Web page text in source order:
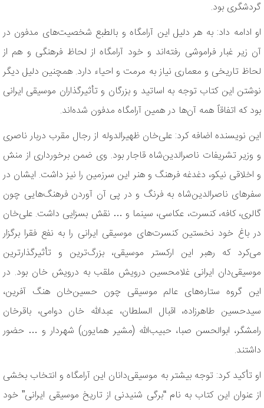
گردشگری بود.
او ادامه داد: به هر دلیل این آرامگاه و بالطبع شخصیت‌های مدفون در
آن زیر غبار فراموشی رفته‌اند و خود آرامگاه از لحاظ فرهنگی و هم از
لحاظ تاریخی و معماری نیاز به مرمت و احیاء دارد. همچنین دلیل دیگر
نوشتن این کتاب توجه به اساتید و بزرگان و تأثیرگذاران موسیقی ایرانی
بود که اتفاقاً همه آن‌ها در همین آرامگاه مدفون شده‌اند.
این نویسنده اضافه کرد: علی‌خان ظهیرالدوله از رجال مقرب دربار ناصری
و وزیر تشریفات ناصرالدین‌شاه قاجار بود. وی ضمن برخورداری از منش
و اخلاقی نیکو، دغدغه فرهنگ و هنر این سرزمین را نیز داشت. ایشان در
سفرهای ناصرالدین‌شاه به فرنگ و در پی آن آوردن فرهنگ‌هایی چون
گالری، کافه، کنسرت، عکاسی، سینما و … نقش بسزایی داشت. علی‌خان
در باغ خود نخستین کنسرت‌های موسیقی ایرانی را به نفع فقرا برگزار
می‌کرد که رهبر این ارکستر موسیقی، بزرگ‌ترین و تأثیرگذارترین
موسیقی‌دان ایرانی غلامحسین درویش ملقب به درویش خان بود. در
این گروه ستاره‌های عالم موسیقی چون حسین‌خان هنگ آفرین،
سیدحسین طاهرزاده، اقبال السلطان، عبدالله خان دوامی، باقرخان
رامشگر، ابوالحسن صبا، حبیب‌الله (مشیر همایون) شهردار و … حضور
داشتند.
او تأکید کرد: توجه بیشتر به موسیقی‌دانان این آرامگاه و انتخاب بخشی
از عنوان این کتاب به نام “برگی شنیدنی از تاریخ موسیقی ایرانی” خود